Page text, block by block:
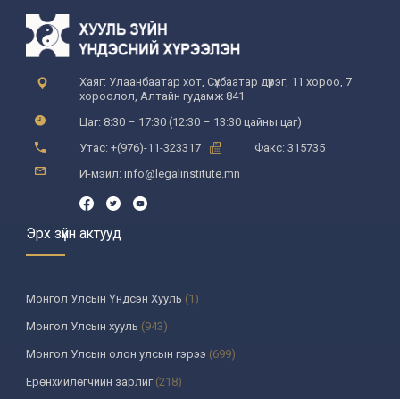
Хаяг: Улаанбаатар хот, Сүхбаатар дүүрэг, 11 хороо, 7
хороолол, Алтайн гудамж 841
Цаг: 8:30 – 17:30 (12:30 – 13:30 цайны цаг)
Утас: +(976)-11-323317
Факс: 315735
И-мэйл: info@legalinstitute.mn
Эрх зүйн актууд
Монгол Улсын Үндсэн Хууль (1)
Монгол Улсын хууль (943)
Монгол Улсын олон улсын гэрээ (699)
Ерөнхийлөгчийн зарлиг(218)